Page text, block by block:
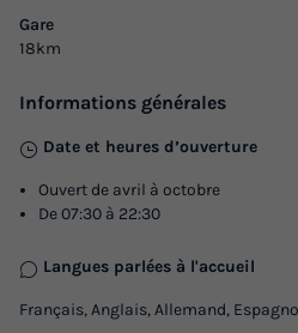
MOBILHOME 8
Gare
18km
Informations générales
Date et heures d’ouverture
Ouvert de avril à octobre
De 07:30 à 22:30
Langues parlées à l'accueil
Français, Anglais, Allemand,